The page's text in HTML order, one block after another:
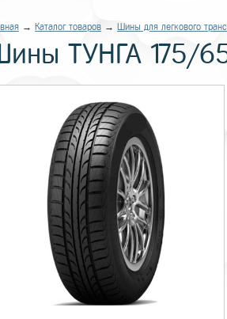
→ Каталог товаров → Шины для легкового
ТУНГА 175/